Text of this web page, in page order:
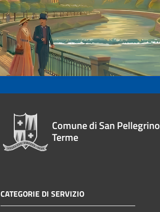
Comune di San Pellegrino
Terme
CATEGORIE DI SERVIZIO